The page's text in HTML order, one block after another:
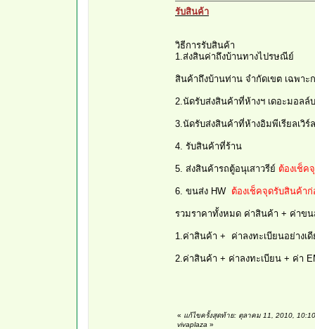
รับสินค้า
วิธีการรับสินค้า
1.ส่งสินค่าถึงบ้านทางไปรษณีย์
สินค้าถึงบ้านท่าน จำกัดเขต เฉพา
2.นัดรับส่งสินค้าที่ห้างฯ เดอะมอลล์
3.นัดรับส่งสินค้าที่ห้างอิมพีเรียลเวิ
4. รับสินค้าที่ร้าน
5. ส่งสินค้ารถตู้อนุเสาวรีย์ ต้องเช็ค
6. ขนส่ง HW ต้องเช็คจุดรับสินค้า
รวมราคาทั้งหมด ค่าสินค้า + ค่าขน
1.ค่าสินค้า + ค่าลงทะเบียนอย่า
2.ค่าสินค้า + ค่าลงทะเบียน + ค่า
« แก้ไขครั้งสุดท้าย: ตุลาคม 11, 2010,
vivaplaza »